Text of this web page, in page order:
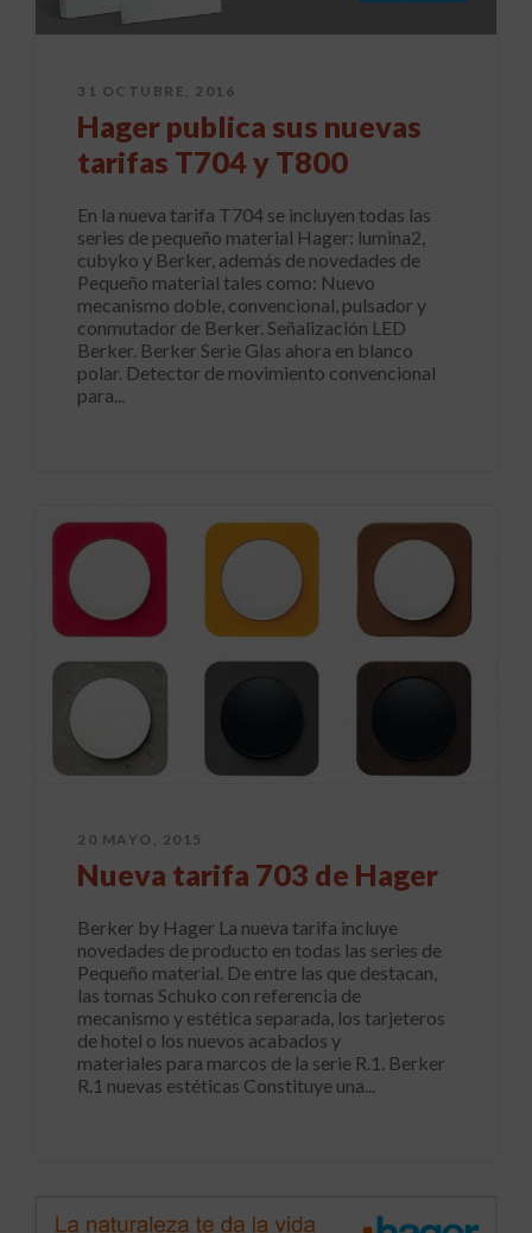
31 OCTUBRE, 2016
Hager publica sus nuevas
tarifas T704 y T800
En la nueva tarifa T704 se incluyen todas las
series de pequeño material Hager: lumina2,
cubyko y Berker, además de novedades de
Pequeño material tales como: Nuevo
mecanismo doble, convencional, pulsador y
conmutador de Berker. Señalización LED
Berker. Berker Serie Glas ahora en blanco
polar. Detector de movimiento convencional
para...
20 MAYO, 2015
Nueva tarifa 703 de Hager
Berker by Hager La nueva tarifa incluye
novedades de producto en todas las series de
Pequeño material. De entre las que destacan,
las tomas Schuko con referencia de
mecanismo y estética separada, los tarjeteros
de hotel o los nuevos acabados y
materiales para marcos de la serie R.1. Berker
R.1 nuevas estéticas Constituye una...